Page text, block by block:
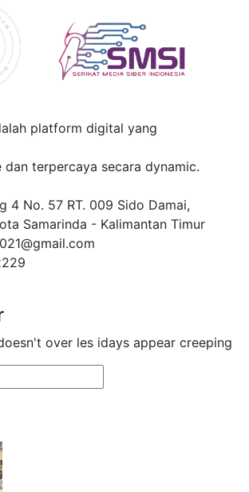
platform digital yang
terpercaya secara dynamic.
4 No. 57 RT. 009 Sido Damai,
Samarinda - Kalimantan Timur
over les idays appear creeping